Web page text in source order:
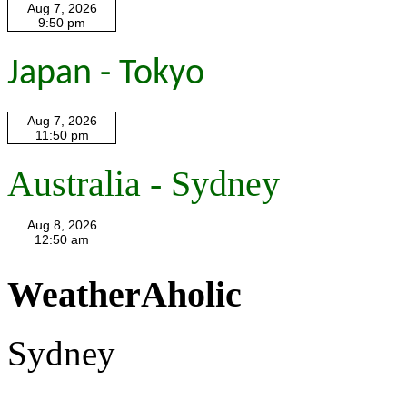
Japan - Tokyo
Australia - Sydney
WeatherAholic
Sydney